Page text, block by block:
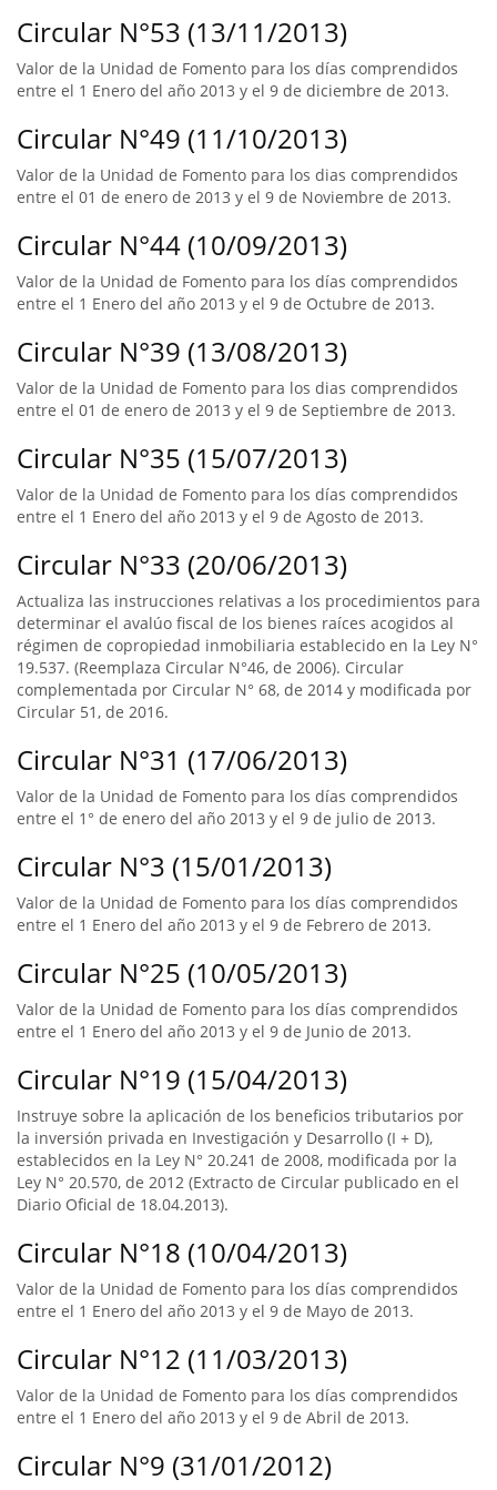
Circular N°53 (13/11/2013)
Valor de la Unidad de Fomento para los días comprendidos
entre el 1 Enero del año 2013 y el 9 de diciembre de 2013.
Circular N°49 (11/10/2013)
Valor de la Unidad de Fomento para los dias comprendidos
entre el 01 de enero de 2013 y el 9 de Noviembre de 2013.
Circular N°44 (10/09/2013)
Valor de la Unidad de Fomento para los días comprendidos
entre el 1 Enero del año 2013 y el 9 de Octubre de 2013.
Circular N°39 (13/08/2013)
Valor de la Unidad de Fomento para los dias comprendidos
entre el 01 de enero de 2013 y el 9 de Septiembre de 2013.
Circular N°35 (15/07/2013)
Valor de la Unidad de Fomento para los días comprendidos
entre el 1 Enero del año 2013 y el 9 de Agosto de 2013.
Circular N°33 (20/06/2013)
Actualiza las instrucciones relativas a los procedimientos para
determinar el avalúo fiscal de los bienes raíces acogidos al
régimen de copropiedad inmobiliaria establecido en la Ley N°
19.537. (Reemplaza Circular N°46, de 2006). Circular
complementada por Circular N° 68, de 2014 y modificada por
Circular 51, de 2016.
Circular N°31 (17/06/2013)
Valor de la Unidad de Fomento para los días comprendidos
entre el 1° de enero del año 2013 y el 9 de julio de 2013.
Circular N°3 (15/01/2013)
Valor de la Unidad de Fomento para los días comprendidos
entre el 1 Enero del año 2013 y el 9 de Febrero de 2013.
Circular N°25 (10/05/2013)
Valor de la Unidad de Fomento para los días comprendidos
entre el 1 Enero del año 2013 y el 9 de Junio de 2013.
Circular N°19 (15/04/2013)
Instruye sobre la aplicación de los beneficios tributarios por
la inversión privada en Investigación y Desarrollo (I + D),
establecidos en la Ley N° 20.241 de 2008, modificada por la
Ley N° 20.570, de 2012 (Extracto de Circular publicado en el
Diario Oficial de 18.04.2013).
Circular N°18 (10/04/2013)
Valor de la Unidad de Fomento para los días comprendidos
entre el 1 Enero del año 2013 y el 9 de Mayo de 2013.
Circular N°12 (11/03/2013)
Valor de la Unidad de Fomento para los días comprendidos
entre el 1 Enero del año 2013 y el 9 de Abril de 2013.
Circular N°9 (31/01/2012)